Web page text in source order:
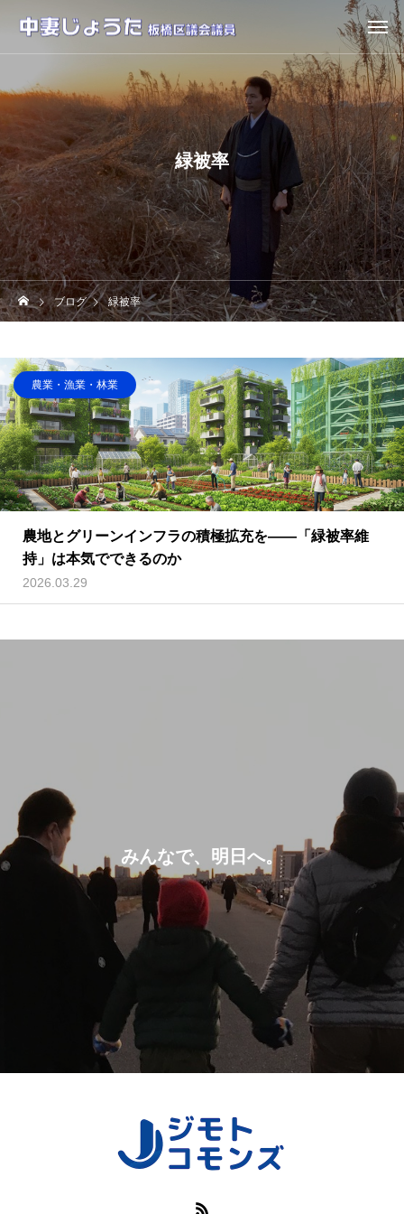
緑被率
ブログ 緑被率
農業・漁業・林業
農地とグリーンインフラの積極拡充を——「緑被率維
持」は本気でできるのか
2026.03.29
みんなで、明日へ。